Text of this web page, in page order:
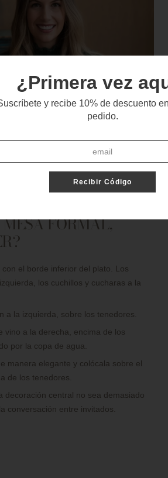
MESA FORMAL,
el borde inferior del plato. Los
los cuchillos y cucharas a la
a la izquierda, sobre los tenedores.
vino a la derecha, encima de los
por la copa de agua.
manera elegante y colócala sobre el
de los tenedores.
decoración central no sea demasiado
conversación entre invitados.
¿Primera vez
y recibe 10% de descuento
pedido.
Recibir Código